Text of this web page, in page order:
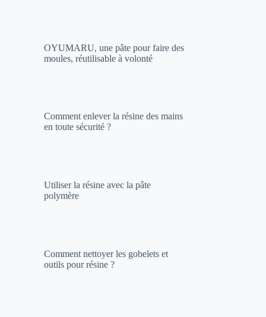
OYUMARU, une pâte pour faire des
moules, réutilisable à volonté
Comment enlever la résine des mains
en toute sécurité ?
Utiliser la résine avec la pâte
polymère
Comment nettoyer les gobelets et
outils pour résine ?